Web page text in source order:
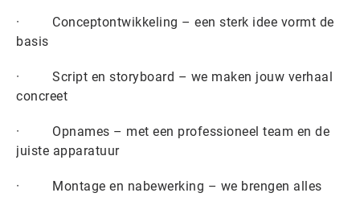
· Conceptontwikkeling – een sterk idee vormt de
basis
· Script en storyboard – we maken jouw verhaal
concreet
· Opnames – met een professioneel team en de
juiste apparatuur
· Montage en nabewerking – we brengen alles